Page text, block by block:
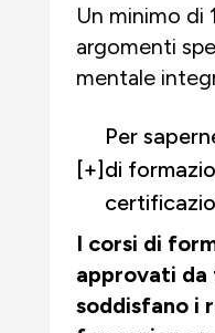
Un minimo di
argomenti
mentale
[+]
Per
di
I corsi di
approvati da
soddisfano i